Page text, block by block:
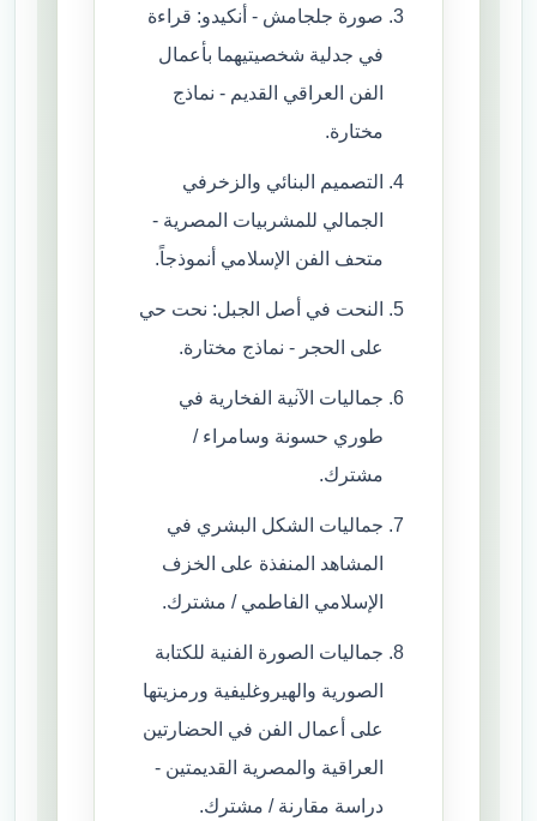
صورة جلجامش - أنكيدو: قراءة
في جدلية شخصيتيهما بأعمال
الفن العراقي القديم - نماذج
مختارة.
التصميم البنائي والزخرفي
الجمالي للمشربيات المصرية -
متحف الفن الإسلامي أنموذجاً.
النحت في أصل الجبل: نحت حي
على الحجر - نماذج مختارة.
جماليات الآنية الفخارية في
طوري حسونة وسامراء /
مشترك.
جماليات الشكل البشري في
المشاهد المنفذة على الخزف
الإسلامي الفاطمي / مشترك.
جماليات الصورة الفنية للكتابة
الصورية والهيروغليفية ورمزيتها
على أعمال الفن في الحضارتين
العراقية والمصرية القديمتين -
دراسة مقارنة / مشترك.